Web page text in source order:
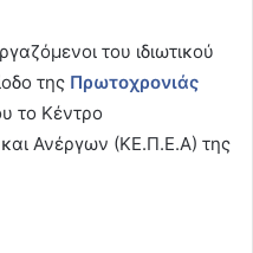
του ιδιωτικού
της Πρωτοχρονιάς
το Κέντρο
Ανέργων (ΚΕ.Π.Ε.Α) της